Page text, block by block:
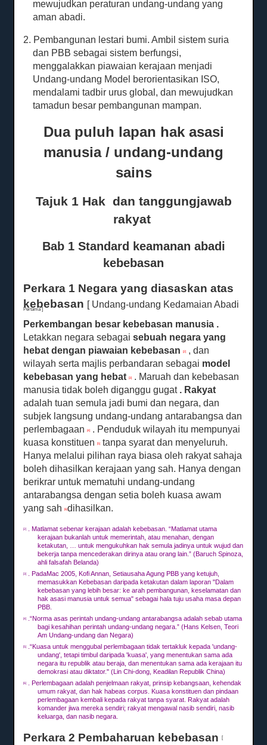
mewujudkan peraturan undang-undang yang
aman abadi.
2. Pembangunan lestari bumi.Ambil sistem suria
dan PBB sebagai sistem berfungsi,
menggalakkan piawaian kerajaan menjadi
Undang-undang Model berorientasikan ISO,
mendalami tadbir urus global, dan mewujudkan
tamadun besar pembangunan mampan.
Dua puluh lapan hak asasi
manusia / undang-undang
sains
Tajuk1 Hak dan tanggungjawab
rakyat
Bab 1 Standard keamanan abadi
kebebasan
Perkara 1 Negara yang diasaskan atas
kebebasan [ Undang-undang Kedamaian Abadi
Pertama ]
Perkembangan besar kebebasan manusia .
Letakkan negara sebagaisebuah negara yang
hebat dengan piawaian kebebasan[2]
, dan
wilayah serta majlis perbandaran sebagai model
kebebasan yang hebat[3] . Maruah dan kebebasan
manusia tidak boleh diganggu gugat . Rakyat
adalah tuan semula jadi bumi dan negara, dan
subjek langsung undang-undang antarabangsa dan
perlembagaan[4] . Penduduk wilayah itu mempunyai
kuasa konstituen[5]
tanpa syarat dan menyeluruh.
Hanya melalui pilihan raya biasa oleh rakyat sahaja
boleh dihasilkan kerajaan yang sah. Hanya dengan
berikrar untuk mematuhi undang-undang
antarabangsa dengan setia boleh kuasa awam
yang sah[6] dihasilkan.
[2] .Matlamat sebenar kerajaan adalah kebebasan.“Matlamat utama
kerajaan bukanlah untuk memerintah, atau menahan, dengan
ketakutan, … untuk mengukuhkan hak semula jadinya untuk wujud dan
bekerja tanpa mencederakan dirinya atau orang lain.”(Baruch Spinoza,
ahli falsafah Belanda)
[3] .PadaMac 2005, Kofi Annan, Setiausaha Agung PBB yang ketujuh,
memasukkan Kebebasan daripada ketakutan dalam laporan "Dalam
kebebasan yang lebih besar: ke arah pembangunan, keselamatan dan
hak asasi manusia untuk semua" sebagai hala tuju usaha masa depan
PBB.
[4]
.“Norma asas perintah undang-undang antarabangsa adalah sebab utama
bagi kesahihan perintah undang-undang negara.”(Hans Kelsen, Teori
Am Undang-undang dan Negara)
[5]
.“Kuasa untuk menggubal perlembagaan tidak tertakluk kepada 'undang-
undang', tetapi timbul daripada 'kuasa', yang menentukan sama ada
negara itu republik atau beraja, dan menentukan sama ada kerajaan itu
demokrasi atau diktator."(Lin Chi-dong, Keadilan Republik China)
[6] .Perlembagaan adalah penjelmaan rakyat, prinsip kebangsaan, kehendak
umum rakyat, dan hak habeas corpus.Kuasa konstituen dan pindaan
perlembagaan kembali kepada rakyat tanpa syarat.Rakyat adalah
komander jiwa mereka sendiri;rakyat mengawal nasib sendiri, nasib
keluarga, dan nasib negara.
Perkara 2 Pembaharuan kebebasan[